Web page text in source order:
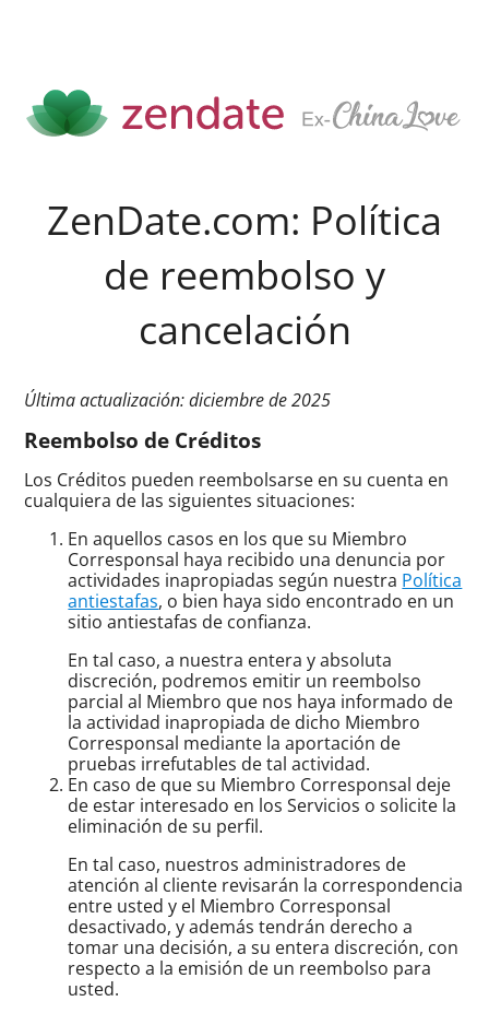
ZenDate.com: Política
de reembolso y
cancelación
Última actualización: diciembre de 2025
Reembolso de Créditos
Los Créditos pueden reembolsarse en su cuenta en
cualquiera de las siguientes situaciones:
En aquellos casos en los que su Miembro
Corresponsal haya recibido una denuncia por
actividades inapropiadas según nuestra Política
antiestafas, o bien haya sido encontrado en un
sitio antiestafas de confianza.
En tal caso, a nuestra entera y absoluta
discreción, podremos emitir un reembolso
parcial al Miembro que nos haya informado de
la actividad inapropiada de dicho Miembro
Corresponsal mediante la aportación de
pruebas irrefutables de tal actividad.
En caso de que su Miembro Corresponsal deje
de estar interesado en los Servicios o solicite la
eliminación de su perfil.
En tal caso, nuestros administradores de
atención al cliente revisarán la correspondencia
entre usted y el Miembro Corresponsal
desactivado, y además tendrán derecho a
tomar una decisión, a su entera discreción, con
respecto a la emisión de un reembolso para
usted.